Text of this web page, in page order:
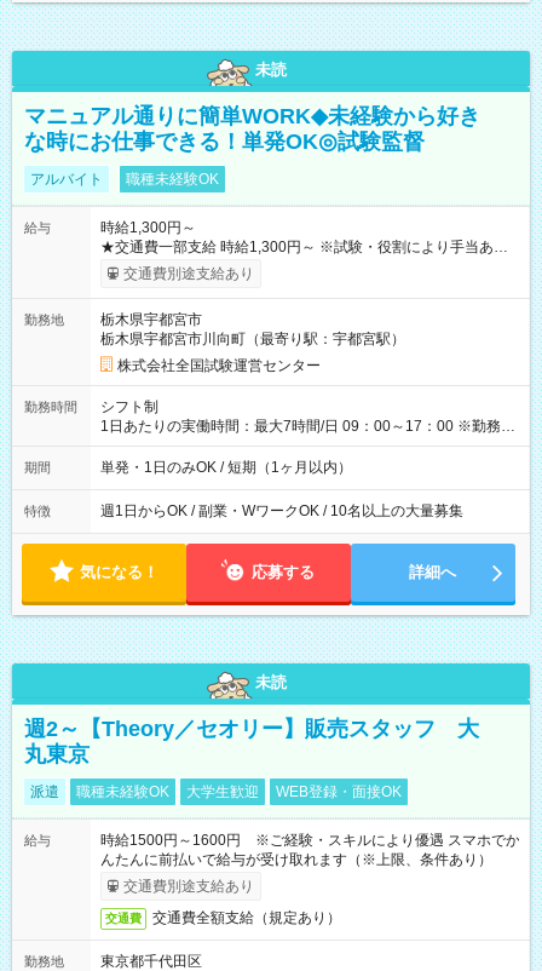
未読
マニュアル通りに簡単WORK◆未経験から好き
な時にお仕事できる！単発OK◎試験監督
アルバイト 職種未経験OK
給与
時給1,300円～
★交通費一部支給 時給1,300円～ ※試験・役割により手当あり
※勤務回数により昇給あり 【即給（前払い）オプションあ
り！】 希望される場合、勤務から1週間ほどで給与の一部を受け
例】 ・河合塾模擬試験 8:30～17:30（休憩1時間） 時給1,300円
×8時間＝日収10,400円＋交通費 ※当日の役割により時給＋100
円の場合あり ・国家試験 7:00～13:30（休憩なし） 時給1,300
円（役割手当＋100円）×6時間＝日収8,400円＋交通費 【試用期
間】試用期間なし
交通費別途支給あり
勤務地
栃木県宇都宮市
栃木県宇都宮市川向町（最寄り駅：宇都宮駅）
株式会社全国試験運営センター
勤務時間
シフト制
1日あたりの実働時間：最大7時間/日 09：00～17：00 ※勤務時
間は 試験により異なります。
期間 単発・1日のみOK / 短期（1ヶ月以内）
特徴 週1日からOK / 副業・WワークOK / 10名以上の大量募集
気になる！ 応募する 詳細へ
未読
週2～【Theory／セオリー】販売スタッフ 大
丸東京
派遣 職種未経験OK 大学生歓迎 WEB登録・面接OK
給与
時給1500円～1600円 ※ご経験・スキルにより優遇 スマホでか
んたんに前払いで給与が受け取れます（※上限、条件あり）
交通費別途支給あり
交通費 交通費全額支給（規定あり）
勤務地
東京都千代田区